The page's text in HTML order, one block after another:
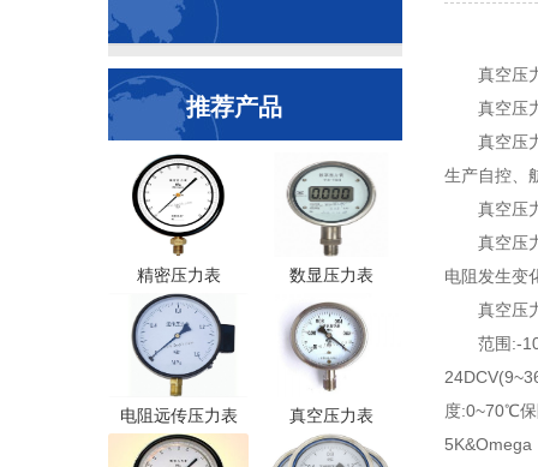
推荐产品
精密压力表 数显压力表
电阻远传压力表 真空压力表
真空压
真空压
真空压
生产自控、
真空压
真空压
电阻发生变
真空压
范围:-
度:0~70℃保
5K&Omega